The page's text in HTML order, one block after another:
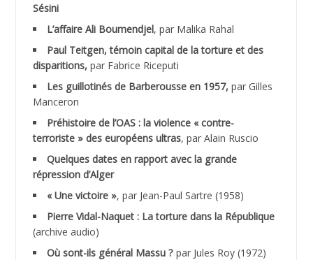
ADALMI
ADANE Ramdane *
ADDAD
ADDALA Boualem*
ADDANE
ADDECHE Rachid
Sésini
L’affaire Ali Boumendjel, par Malika Rahal
Paul Teitgen, témoin capital de la torture et des
disparitions, par Fabrice Riceputi
Les guillotinés de Barberousse en 1957, par Gilles
Manceron
Préhistoire de l’OAS : la violence « contre-
terroriste » des européens ultras, par Alain Ruscio
Quelques dates en rapport avec la grande
répression d’Alger
« Une victoire », par Jean-Paul Sartre (1958)
Pierre Vidal-Naquet : La torture dans la République
(archive audio)
Où sont-ils général Massu ? par Jules Roy (1972)